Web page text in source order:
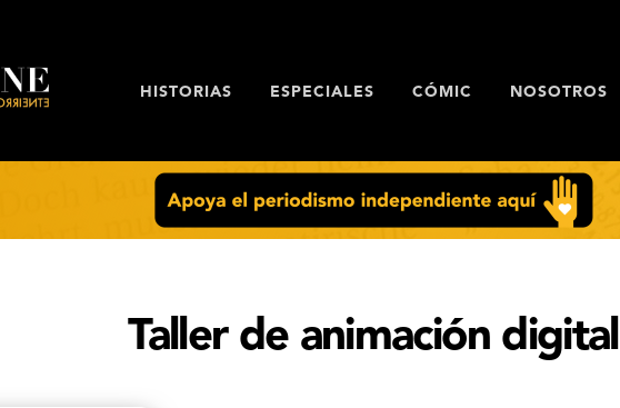
HISTORIAS ESPECIALES CÓMIC NOSOTROS
Taller de animación digital